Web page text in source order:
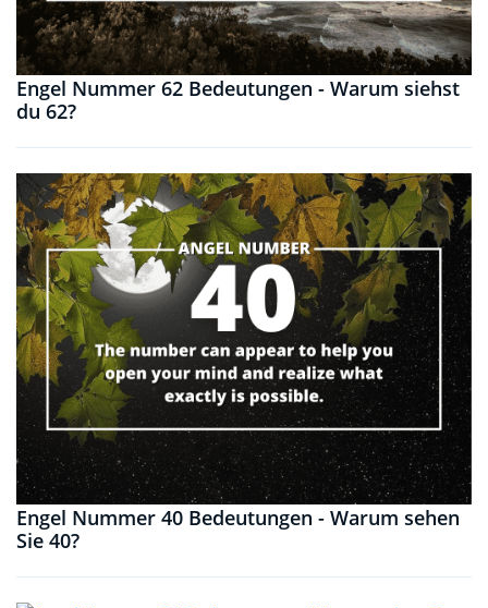
Engel Nummer 62 Bedeutungen - Warum siehst
du 62?
Engel Nummer 40 Bedeutungen - Warum sehen
Sie 40?